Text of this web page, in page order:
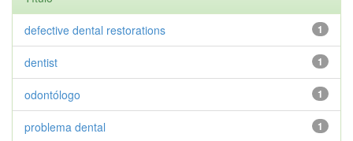
1
defective dental restorations
1
dentist
1
odontólogo
1
problema dental